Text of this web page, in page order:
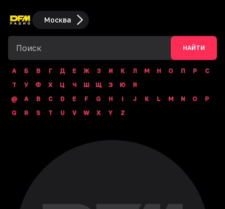
Москва
НАЙТИ
А Б В Г Д Е Ж З И К Л М Н О П Р
С
Т
У Ф Х Ц Ч Ш Щ Э Ю
Я
@
A B C D E F G H I J K L M N O
P
Q
R S T U V W X Y Z